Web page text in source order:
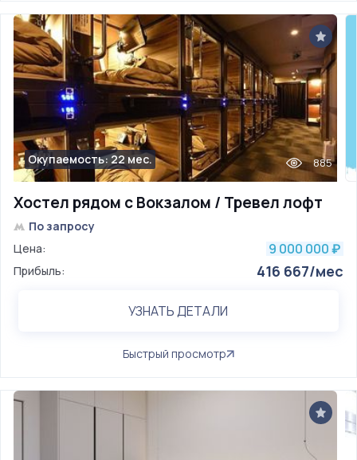
Хостел рядом с Вокзалом / Тревел лофт
Окупаемость: 22 мес. 885
По запросу
Цена:
9 000 000 ₽
Прибыль: 416 667/мес
УЗНАТЬ ДЕТАЛИ
Быстрый просмотр